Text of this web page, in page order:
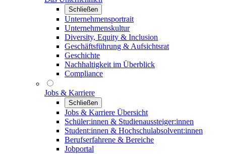
Schließen
Unternehmensportrait
Unternehmenskultur
Diversity, Equity & Inclusion
Geschäftsführung & Aufsichtsrat
Geschichte
Nachhaltigkeit im Überblick
Compliance
Jobs & Karriere
Schließen
Jobs & Karriere Übersicht
Schüler:innen & Studienaussteiger:innen
Student:innen & Hochschulabsolvent:innen
Berufserfahrene & Bereiche
Jobportal